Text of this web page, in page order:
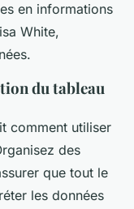
en informations
White,
du tableau
comment utiliser
des
que tout le
les données